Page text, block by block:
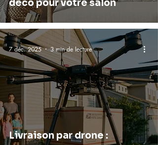
déco pour votre salon
Livraison par drone :
7 déc. 2025 3 min de lecture